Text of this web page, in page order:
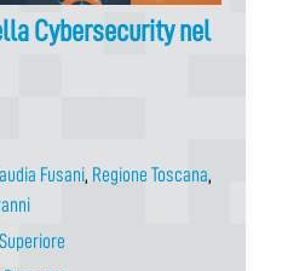
Cybersecurity nel
Fusani, Regione Toscana,